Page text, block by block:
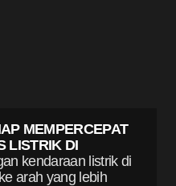
MEMPERCEPAT
LISTRIK DI
kendaraan listrik di
arah yang lebih